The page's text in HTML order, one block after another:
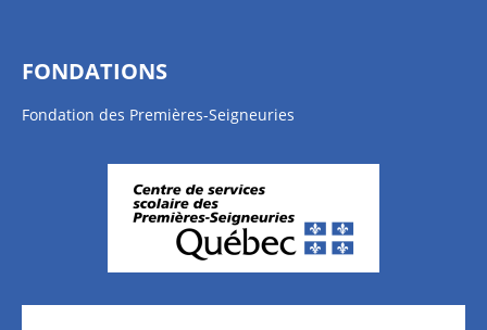
FONDATIONS
Fondation des Premières-Seigneuries